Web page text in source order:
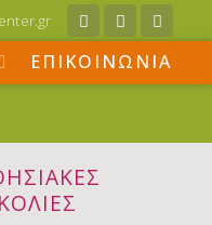
ΕΠΙΚΟΙΝΩΝΙΑ